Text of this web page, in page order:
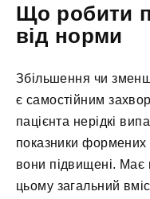
Що робити
від норми
Збільшення чи
є самостійним
пацієнта нерідкі
показники формених
вони підвищені. Має
цьому загальний